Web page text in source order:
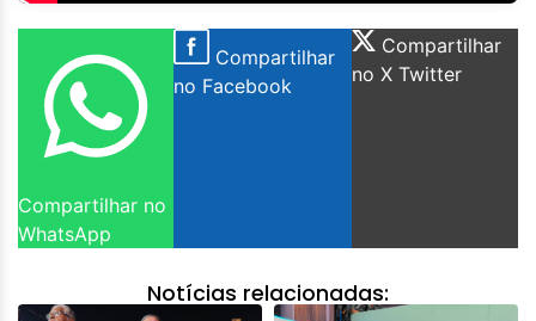
Compartilhar no
WhatsApp
Compartilhar
no Facebook
Compartilhar
no X Twitter
Notícias relacionadas: